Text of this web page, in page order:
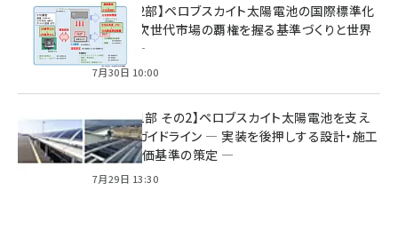
特集【第2部】ペロブスカイト太陽電池の国際標準化
戦略 ― 次世代市場の覇権を握る基準づくりと世界
の動向 ―
7月30日 10:00
特集【第1部 その2】ペロブスカイト太陽電池を支え
る2つのガイドライン ― 実装を後押しする設計・施工
方針と評価基準の策定 ―
7月29日 13:30